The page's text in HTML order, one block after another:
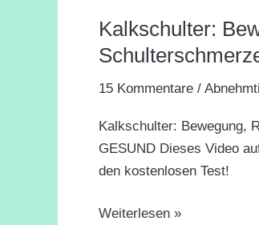
Kalkschulter:
15 Kommentare /
Kalkschulter: Bewegung,
GESUND Dieses Video
den kostenlosen Test!
Kalkschulter:
Bewegung,
Operation
die
Weiterlesen »